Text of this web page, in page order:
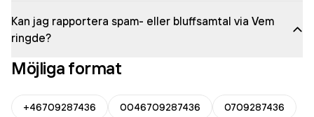
Kan jag rapportera spam- eller bluffsamtal via Vem
ringde?
Möjliga format
+46709287436 0046709287436
0709287436